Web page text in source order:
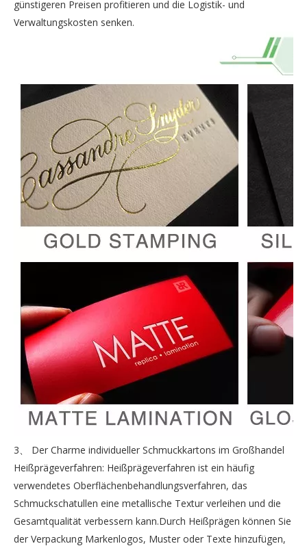
günstigeren Preisen profitieren und die Logistik- und
Verwaltungskosten senken.
3、 Der Charme individueller Schmuckkartons im Großhandel
Heißprägeverfahren: Heißprägeverfahren ist ein häufig
verwendetes Oberflächenbehandlungsverfahren, das
Schmuckschatullen eine metallische Textur verleihen und die
Gesamtqualität verbessern kann.Durch Heißprägen können Sie
der Verpackung Markenlogos, Muster oder Texte hinzufügen,